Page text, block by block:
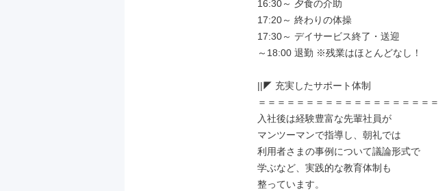
16:30～ 夕食の介助
17:20～ 終わりの体操
17:30～ デイサービス終了・送迎
～18:00 退勤 ※残業はほとんどなし！
||◤ 充実したサポート体制
＝＝＝＝＝＝＝＝＝＝＝＝＝＝＝＝＝＝＝
入社後は経験豊富な先輩社員が
マンツーマンで指導し、朝礼では
利用者さまの事例について議論形式で
学ぶなど、実践的な教育体制も
整っています。